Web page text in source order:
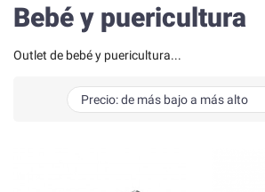
Bebé y puericultura
Outlet de bebé y puericultura...
Precio: de más bajo a más alto